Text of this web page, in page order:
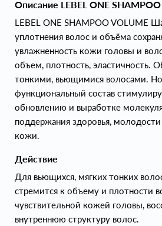
Описание LEBEL ONE
LEBEL ONE SHAMPOO VOLUME
уплотнения волос и объёма
увлажненность кожи головы и
объем, плотность, эластичность.
тонкими, вьющимися волосами.
функциональный состав
обновлению и выработке
поддержания здоровья, молодости
кожи.
Действие
Для вьющихся, мягких тонких
стремится к объему и плотности
чувствительной кожей головы,
внутреннюю структуру волос.